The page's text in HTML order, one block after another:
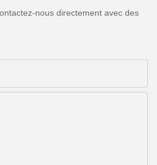
nous directement avec des